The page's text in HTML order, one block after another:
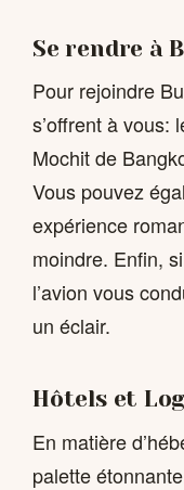
Se rendre à
Pour rejoindre
s’offrent à vous:
Mochit de
Vous pouvez
expérience
moindre. Enfin,
l’avion vous
un éclair.
Hôtels et
En matière
palette